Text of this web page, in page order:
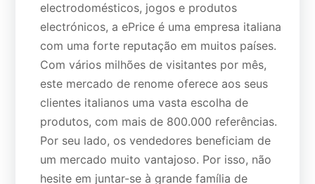
electrodomésticos, jogos e produtos
electrónicos, a ePrice é uma empresa italiana
com uma forte reputação em muitos países.
Com vários milhões de visitantes por mês,
este mercado de renome oferece aos seus
clientes italianos uma vasta escolha de
produtos, com mais de 800.000 referências.
Por seu lado, os vendedores beneficiam de
um mercado muito vantajoso. Por isso, não
hesite em juntar-se à grande família de